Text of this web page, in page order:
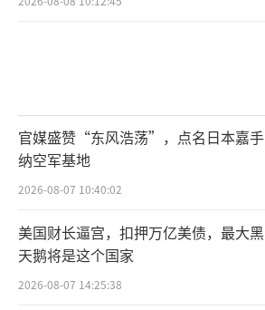
官媒盛赞“东风浩荡”，点名日本嘉手
纳空军基地
2026-08-07 10:40:02
美国财长逼宫，扣押万亿美债，最大黑
天鹅将是这个国家
2026-08-07 14:25:38